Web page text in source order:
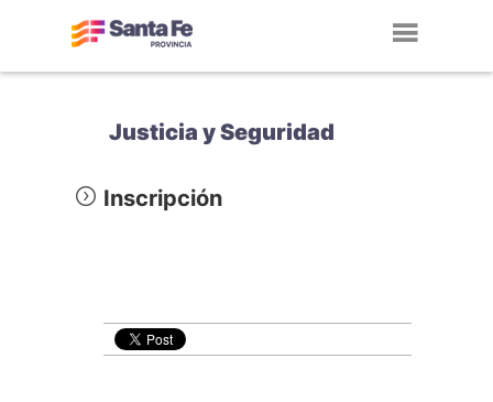
Justicia y Seguridad
Inscripción